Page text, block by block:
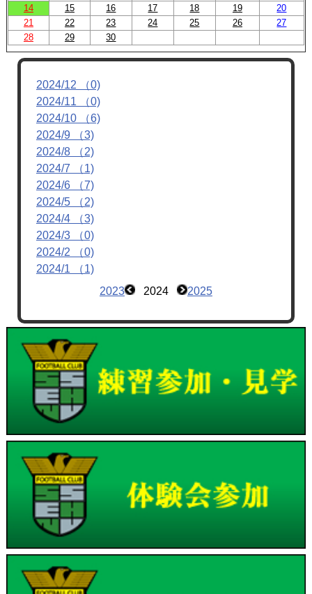
14
15 16 17 18 19
20
21
22 23 24 25 26
27
28
29 30
2024/12 （0)
2024/11 （0)
2024/10 （6)
2024/9 （3)
2024/8 （2)
2024/7 （1)
2024/6 （7)
2024/5 （2)
2024/4 （3)
2024/3 （0)
2024/2 （0)
2024/1 （1)
2023
2024 2025